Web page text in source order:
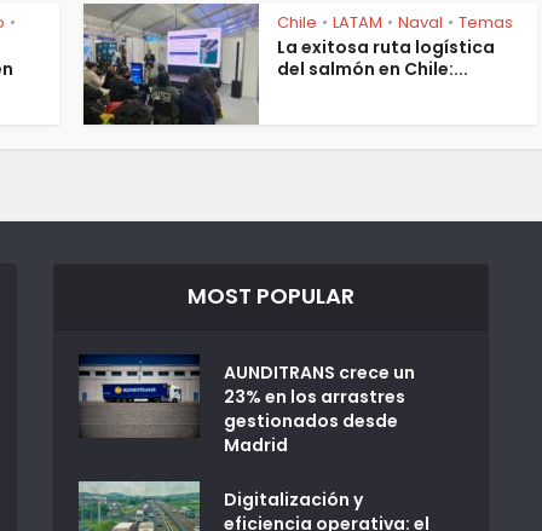
• Chile • LATAM • Naval • Temas
La exitosa ruta logística
del salmón en Chile:...
MOST POPULAR
AUNDITRANS crece un
23% en los arrastres
gestionados desde
Madrid
Digitalización y
eficiencia operativa: el